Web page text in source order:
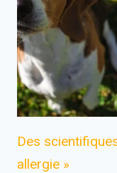
Des
allergie »